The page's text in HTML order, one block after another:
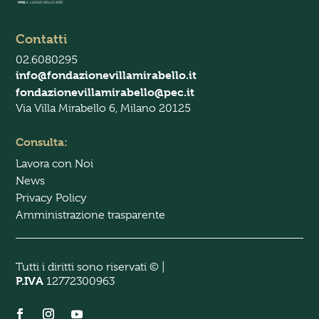
o
i
c
y
*
Contatti
02.6080295
info@fondazionevillamirabello.it
fondazionevillamirabello@pec.it
Via Villa Mirabello 6, Milano 20125
Consulta:
Lavora con Noi
News
Privacy Policy
Amministrazione trasparente
Tutti i diritti sono riservati © |
P.IVA 12772300963